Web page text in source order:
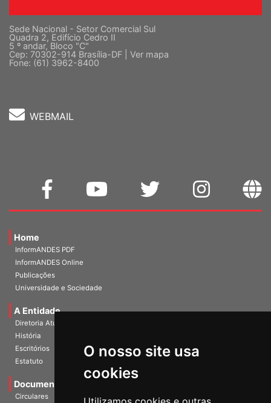
O nosso site usa
cookies
Sede Nacional - Setor Comercial Sul
Quadra 2, Edifício Cedro II
5 º andar, Bloco "C"
Cep: 70302-914 Brasília-DF | Ver mapa
Fone: (61) 3962-8400
WEBMAIL
Home
InformANDES PDF
InformANDES Online
Publicações
Universidade e Sociedade
A Entidade
Diretoria Atual
História
Escritórios
Estatuto
Documentos
Circulares